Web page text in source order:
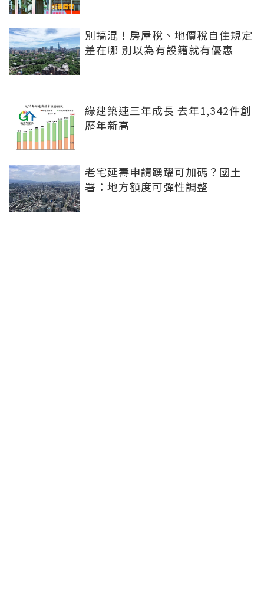
別搞混！房屋稅、地價稅自住規定
差在哪 別以為有設籍就有優惠
綠建築連三年成長 去年1,342件創
歷年新高
老宅延壽申請踴躍可加碼？國土
署：地方額度可彈性調整